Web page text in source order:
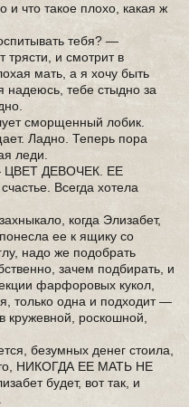
и что такое плохо, какая ж
тебя? —
трясти, и смотрит в
мать, а я хочу быть
тебе стыдно за
сморщенный лобик.
Ладно. Теперь пора
леди.
ЦВЕТ ДЕВОЧЕК. ЕЕ
Всегда хотела
когда Элизабет,
ее к ящику со
надо же подобрать
зачем подбирать, и
фарфоровых кукол,
только одна и подходит —
кружевной, роскошной,
безумных денег стоила,
НИКОГДА ЕЕ МАТЬ НЕ
будет, вот так, и